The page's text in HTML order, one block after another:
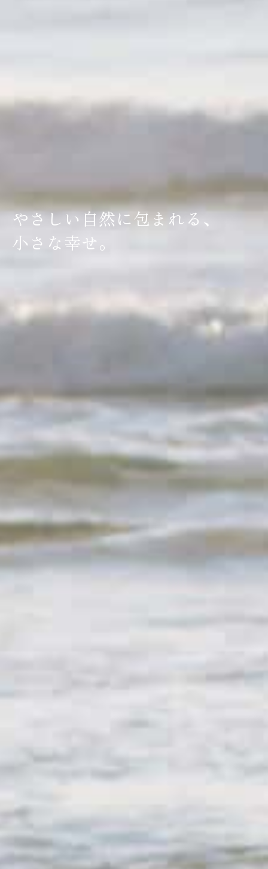
やさしい自然に包まれる、
小さな幸せ。